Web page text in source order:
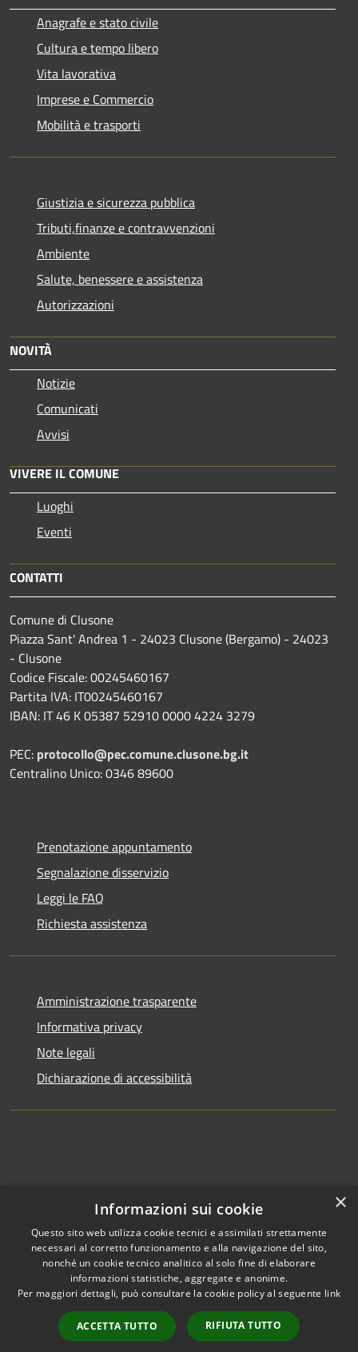
Anagrafe e stato civile
Cultura e tempo libero
Vita lavorativa
Imprese e Commercio
Mobilità e trasporti
Giustizia e sicurezza pubblica
Tributi,finanze e contravvenzioni
Ambiente
Salute, benessere e assistenza
Autorizzazioni
NOVITÀ
Notizie
Comunicati
Avvisi
VIVERE IL COMUNE
Luoghi
Eventi
CONTATTI
Comune di Clusone
Piazza Sant' Andrea 1 - 24023 Clusone (Bergamo) - 24023
- Clusone
Codice Fiscale: 00245460167
Partita IVA: IT00245460167
IBAN: IT 46 K 05387 52910 0000 4224 3279
PEC: protocollo@pec.comune.clusone.bg.it
Centralino Unico: 0346 89600
Prenotazione appuntamento
Segnalazione disservizio
Leggi le FAQ
Richiesta assistenza
Amministrazione trasparente
Informativa privacy
Note legali
Dichiarazione di accessibilità
RSS
Accessibilità
Copyright © 2026 • Comune di
Clusone • Powered by
Municipium•
Accesso
redazione
×
Informazioni sui cookie
Questo sito web utilizza cookie tecnici e assimilati strettamente
necessari al corretto funzionamento e alla navigazione del sito,
nonché un cookie tecnico analitico al solo fine di elaborare
informazioni statistiche, aggregate e anonime.
Per maggiori dettagli, può consultare la cookie policy al seguente link
ACCETTA TUTTO RIFIUTA TUTTO